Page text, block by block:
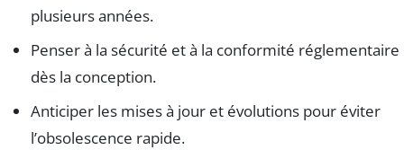
plusieurs années.
Penser à la sécurité et à la conformité réglementaire
dès la conception.
Anticiper les mises à jour et évolutions pour éviter
l’obsolescence rapide.